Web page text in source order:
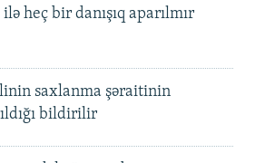
heç bir danışıq aparılmır
saxlanma şəraitinin
bildirilir